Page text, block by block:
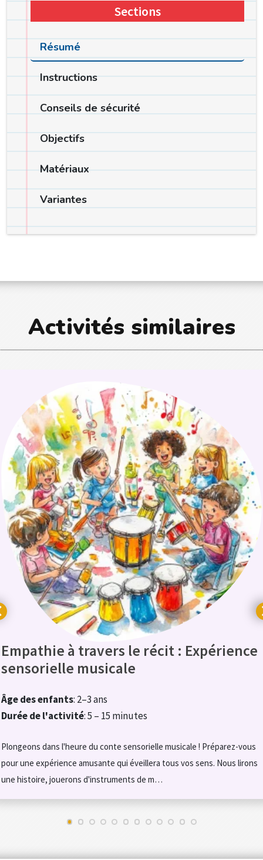
Sections
Résumé
Instructions
Conseils de sécurité
Objectifs
Matériaux
Variantes
Activités similaires
Empathie à travers le récit : Expérience
sensorielle musicale
Âge des enfants: 2–3 ans
Durée de l'activité: 5 – 15 minutes
Plongeons dans l'heure du conte sensorielle musicale ! Préparez-vous
pour une expérience amusante qui éveillera tous vos sens. Nous lirons
une histoire, jouerons d'instruments de m…